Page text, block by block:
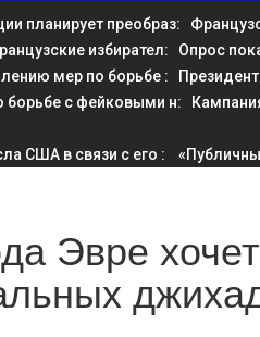
планирует преобраз:
избирател: Опрос
мер по борьбе : Президент
борьбе с фейковыми н:
США в связи с его :
Эвре